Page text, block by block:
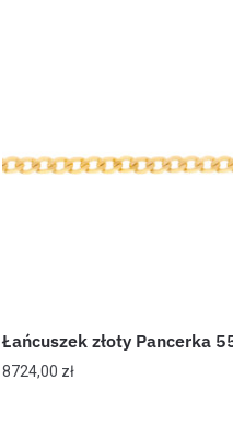
Łańcuszek złoty Pancerka
8724,00 zł